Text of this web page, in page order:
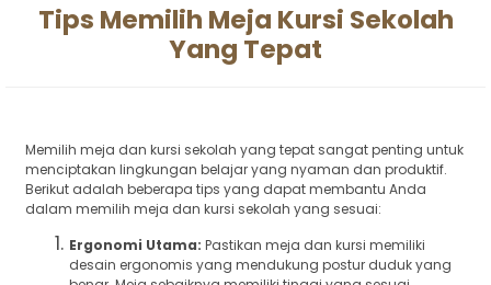
Tips Memilih Meja Kursi Sekolah
Yang Tepat
Memilih meja dan kursi sekolah yang tepat sangat penting untuk
menciptakan lingkungan belajar yang nyaman dan produktif.
Berikut adalah beberapa tips yang dapat membantu Anda
dalam memilih meja dan kursi sekolah yang sesuai:
Ergonomi Utama: Pastikan meja dan kursi memiliki
desain ergonomis yang mendukung postur duduk yang